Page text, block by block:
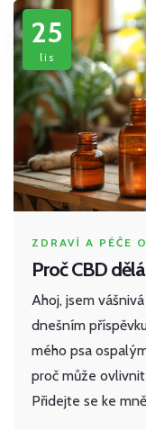
25
lis
ZDRAVÍ A PÉČE
Proč CBD
Ahoj, jsem
dnešním
mého psa
proč může
Přidejte se ke